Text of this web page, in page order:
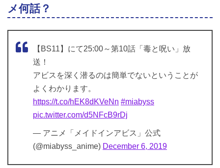
メ何話？
【BS11】にて25:00～第10話「毒と呪い」放
送！
アビスを深く潜るのは簡単でないということが
よくわかります。
https://t.co/hEK8dKVeNn #miabyss
pic.twitter.com/d5NFcB9rDj
— アニメ「メイドインアビス」公式
(@miabyss_anime) December 6, 2019